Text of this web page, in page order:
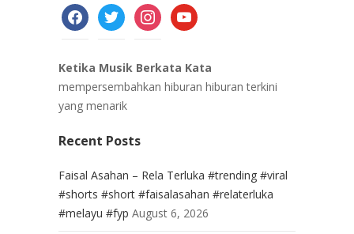
facebooktwitter instagramyoutube
Ketika Musik Berkata Kata
mempersembahkan hiburan hiburan terkini
yang menarik
Recent Posts
Faisal Asahan – Rela Terluka #trending #viral
#shorts #short #faisalasahan #relaterluka
#melayu #fyp August 6, 2026